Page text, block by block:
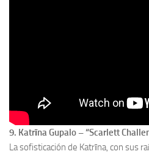
9. Katrīna Gupalo – “Scarlett
La sofisticación de Katrīna, con sus